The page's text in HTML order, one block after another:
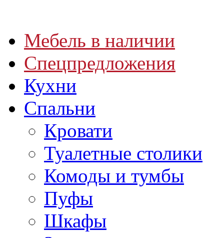
Мебель в наличии
Спецпредложения
Кухни
Спальни
Кровати
Туалетные столики
Комоды и тумбы
Пуфы
Шкафы